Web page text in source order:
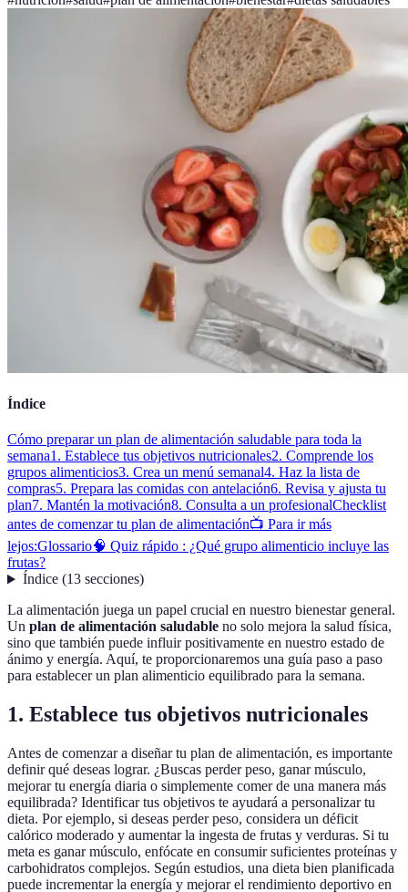
Índice
Cómo preparar un plan de alimentación saludable para toda la
semana1. Establece tus objetivos nutricionales2. Comprende los
grupos alimenticios3. Crea un menú semanal4. Haz la lista de
compras5. Prepara las comidas con antelación6. Revisa y ajusta tu
plan7. Mantén la motivación8. Consulta a un profesionalChecklist
antes de comenzar tu plan de alimentación📺 Para ir más
lejos:Glossario🧠 Quiz rápido : ¿Qué grupo alimenticio incluye las
frutas?
Índice(13 secciones)
La alimentación juega un papel crucial en nuestro bienestar general.
Un plan de alimentación saludable no solo mejora la salud física,
sino que también puede influir positivamente en nuestro estado de
ánimo y energía. Aquí, te proporcionaremos una guía paso a paso
para establecer un plan alimenticio equilibrado para la semana.
1. Establece tus objetivos nutricionales
Antes de comenzar a diseñar tu plan de alimentación, es importante
definir qué deseas lograr. ¿Buscas perder peso, ganar músculo,
mejorar tu energía diaria o simplemente comer de una manera más
equilibrada? Identificar tus objetivos te ayudará a personalizar tu
dieta. Por ejemplo, si deseas perder peso, considera un déficit
calórico moderado y aumentar la ingesta de frutas y verduras. Si tu
meta es ganar músculo, enfócate en consumir suficientes proteínas y
carbohidratos complejos. Según estudios, una dieta bien planificada
puede incrementar la energía y mejorar el rendimiento deportivo en